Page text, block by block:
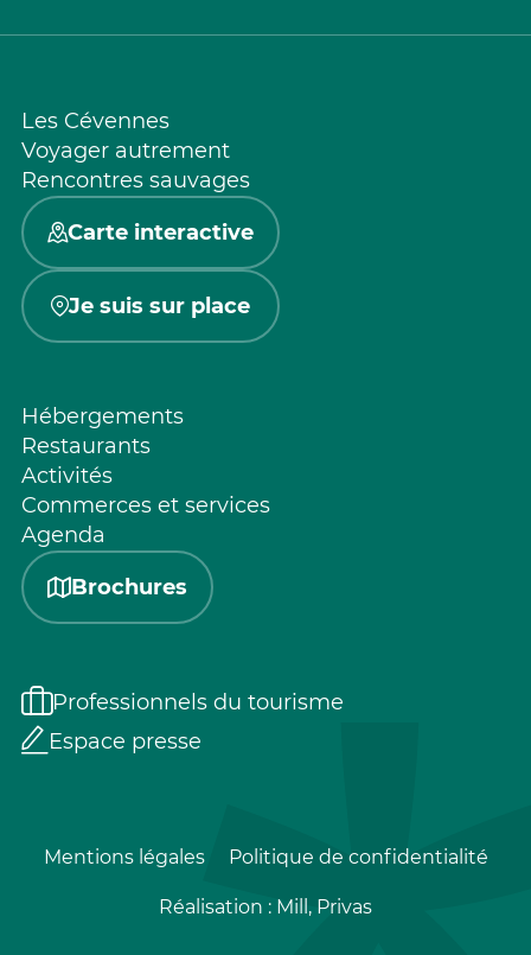
Les Cévennes
Voyager autrement
Rencontres sauvages
Carte interactive
Je suis sur place
Hébergements
Restaurants
Activités
Commerces et services
Agenda
Brochures
Professionnels du tourisme
Espace presse
Mentions légales Politique de confidentialité
Réalisation : Mill, Privas